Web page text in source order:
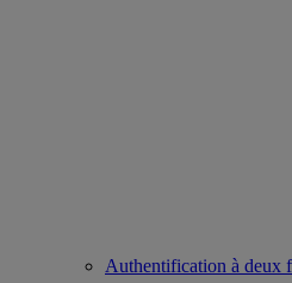
Authentification à deux